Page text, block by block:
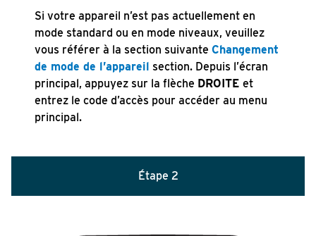
Si votre appareil n’est pas actuellement en
mode standard ou en mode niveaux, veuillez
vous référer à la section suivanteChangement
de mode de l’appareil section. Depuis l’écran
principal, appuyez sur la flèche DROITEet
entrez le code d’accès pour accéder au menu
principal.
Étape 2